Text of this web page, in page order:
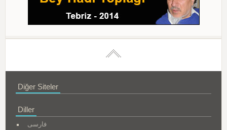
Diğer Siteler
Diller
فارسی